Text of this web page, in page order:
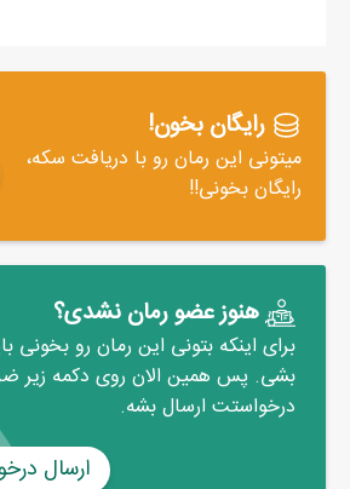
رایگان بخون!
میتونی این رمان رو با دریافت سکه،
رایگان بخونی!!
هنوز عضو رمان نشدی؟
برای اینکه بتونی این رمان رو بخونی
بشی. پس همین الان روی دکمه زیر
درخواستت ارسال بشه.
ارسال